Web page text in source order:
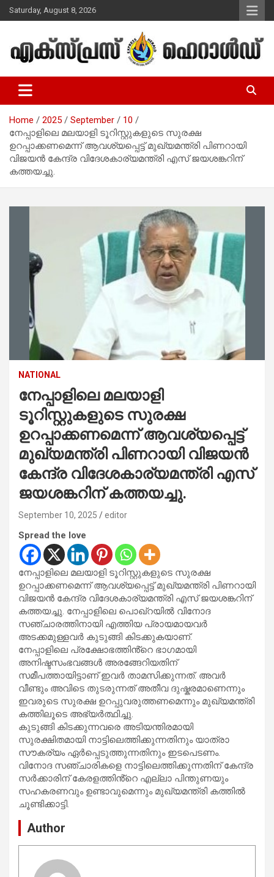
Skip
to
Saturday, August 8, 2026
Express Herald – Malayalam
Christian News
Home 2025 September
10
നേപ്പാളിലെ മലയാളി ടൂറിസ്റ്റുകളുടെ സുരക്ഷ
ഉറപ്പാക്കണമെന്ന് ആവശ്യപ്പെട്ട് മുഖ്യമന്ത്രി പിണറായി
വിജയൻ കേന്ദ്ര വിദേശകാര്യമന്ത്രി എസ് ജയശങ്കറിന്
കത്തയച്ചു.
NATIONAL
നേപ്പാളിലെ മലയാളി
ടൂറിസ്റ്റുകളുടെ സുരക്ഷ
ഉറപ്പാക്കണമെന്ന് ആവശ്യപ്പെട്ട്
മുഖ്യമന്ത്രി പിണറായി വിജയൻ
കേന്ദ്ര വിദേശകാര്യമന്ത്രി എസ്
ജയശങ്കറിന് കത്തയച്ചു.
September 10, 2025 editor
Spread the love
നേപ്പാളിലെ മലയാളി ടൂറിസ്റ്റുകളുടെ സുരക്ഷ
ഉറപ്പാക്കണമെന്ന് ആവശ്യപ്പെട്ട് മുഖ്യമന്ത്രി പിണറായി
വിജയൻ കേന്ദ്ര വിദേശകാര്യമന്ത്രി എസ് ജയശങ്കറിന്
കത്തയച്ചു. നേപ്പാളിലെ പൊഖ്റയിൽ വിനോദ
സഞ്ചാരത്തിനായി എത്തിയ പ്രായമായവർ
അടക്കമുള്ളവർ കുടുങ്ങി കിടക്കുകയാണ്.
നേപ്പാളിലെ പ്രക്ഷോഭത്തിൻ്റെ ഭാഗമായി
അനിഷ്ടസംഭവങ്ങൾ അരങ്ങേറിയതിന്
സമീപത്തായിട്ടാണ് ഇവർ താമസിക്കുന്നത്. അവർ
വീണ്ടും അവിടെ തുടരുന്നത് അതീവ ദുഷ്കരമാണെന്നും
ഇവരുടെ സുരക്ഷ ഉറപ്പുവരുത്തണമെന്നും മുഖ്യമന്ത്രി
കത്തിലൂടെ അഭ്യർത്ഥിച്ചു.
കുടുങ്ങി കിടക്കുന്നവരെ അടിയന്തിരമായി
സുരക്ഷിതമായി നാട്ടിലെത്തിക്കുന്നതിനും യാത്രാ
സൗകര്യം ഏർപ്പെടുത്തുന്നതിനും ഇടപെടണം.
വിനോദ സഞ്ചാരികളെ നാട്ടിലെത്തിക്കുന്നതിന് കേന്ദ്ര
സർക്കാരിന് കേരളത്തിൻ്റെ എല്ലാ പിന്തുണയും
സഹകരണവും ഉണ്ടാവുമെന്നും മുഖ്യമന്ത്രി കത്തിൽ
ചൂണ്ടിക്കാട്ടി.
Author